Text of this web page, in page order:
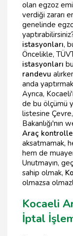
olan egzoz
verdiği zararı
genelinde
istasyonları,
Öncelikle,
istasyonları
randevu
anda
Ayrıca,
de bu ölçümü
listesine
Bakanlığı'nın
Araç
aksatmamak,
hem de
Unutmayın,
sahip olmak,
olmazsa
Kocaeli
İptal